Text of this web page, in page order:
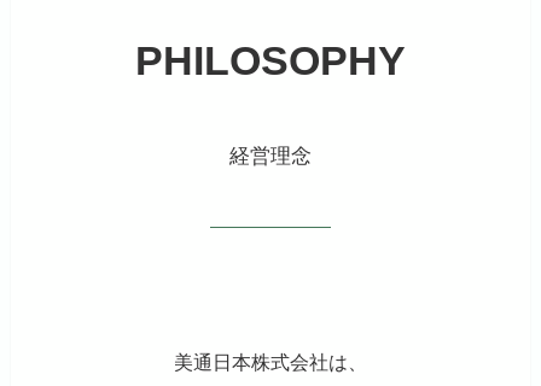
PHILOSOPHY
経営理念
美通日本株式会社は、